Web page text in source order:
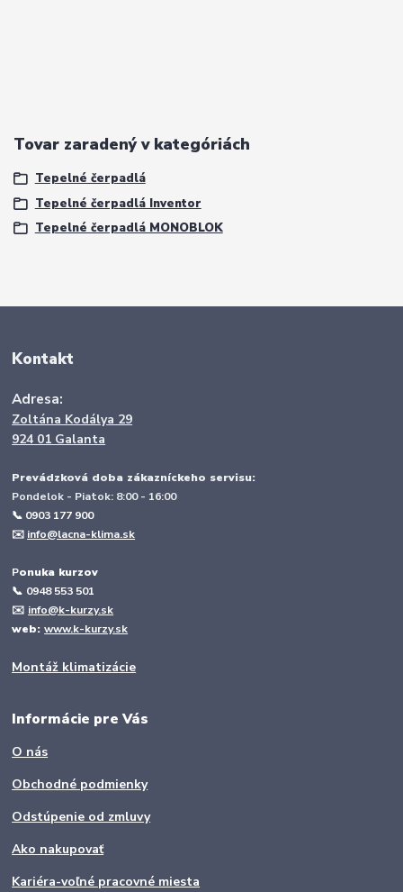
Tovar zaradený v kategóriách
Tepelné čerpadlá
Tepelné čerpadlá Inventor
Tepelné čerpadlá MONOBLOK
Kontakt
Adresa:
Zoltána Kodálya 29
924 01 Galanta
Prevádzková doba zákazníckeho servisu:
Pondelok - Piatok: 8:00 - 16:00
📞 0903 177 900
✉️ info@lacna-klima.sk
Ponuka kurzov
📞 0948 553 501
✉️ info@k-kurzy.sk
web:www.k-kurzy.sk
Montáž klimatizácie
Informácie pre Vás
O nás
Obchodné podmienky
Odstúpenie od zmluvy
Ako nakupovať
Kariéra-voľné pracovné miesta